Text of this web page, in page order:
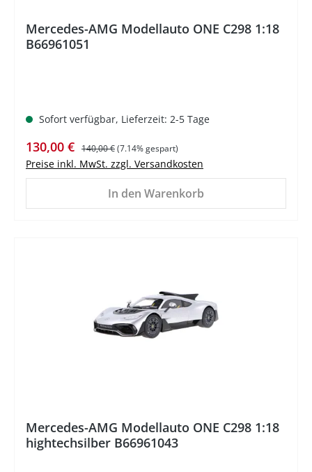
Mercedes-AMG Modellauto ONE C298 1:18
B66961051
Sofort verfügbar, Lieferzeit: 2-5 Tage
Verkaufspreis:
130,00 € Regulärer Preis:
140,00 €(7.14% gespart)
Preise inkl. MwSt. zzgl. Versandkosten
In den Warenkorb
Mercedes-AMG Modellauto ONE C298 1:18
hightechsilber B66961043